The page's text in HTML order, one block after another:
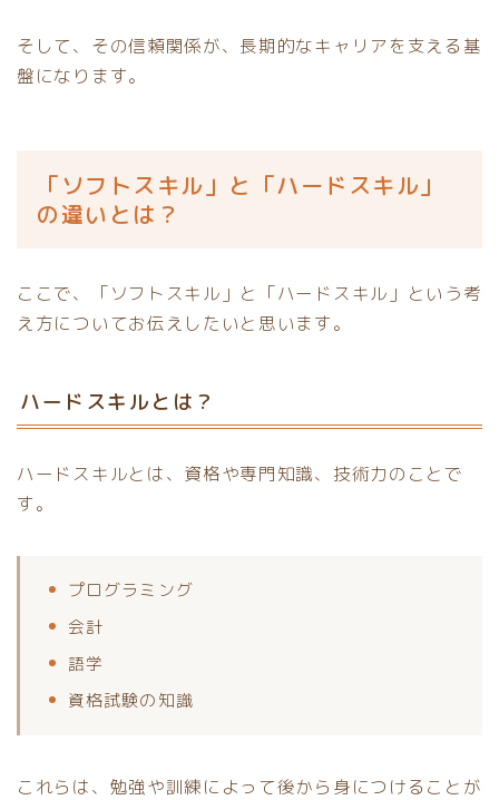
そして、その信頼関係が、長期的なキャリアを支える基
盤になります。
「ソフトスキル」と「ハードスキル」
の違いとは？
ここで、「ソフトスキル」と「ハードスキル」という考
え方についてお伝えしたいと思います。
ハードスキルとは？
ハードスキルとは、資格や専門知識、技術力のことで
す。
プログラミング
会計
語学
資格試験の知識
これらは、勉強や訓練によって後から身につけることが